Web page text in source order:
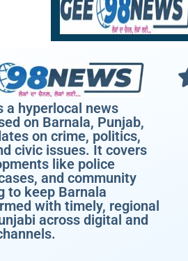
a hyperlocal news
on Barnala, Punjab,
on crime, politics,
civic issues. It covers
like police
and community
to keep Barnala
with timely, regional
across digital and